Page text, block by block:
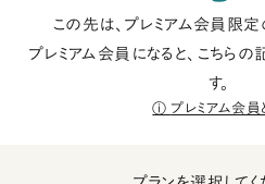
この先は、プレミアム会員限定
プレミアム会員になると、こちら
す。
プレミアム会員